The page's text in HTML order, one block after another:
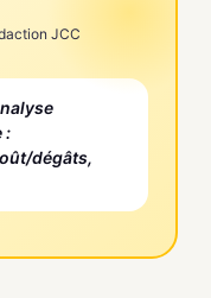
JCC
:
dégâts,